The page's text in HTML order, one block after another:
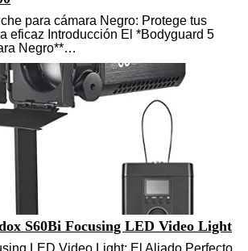
para cámara Negro: Protege tus
eficaz Introducción El *Bodyguard 5
Negro**…
S60Bi Focusing LED Video Light
LED Video Light: El Aliado Perfecto